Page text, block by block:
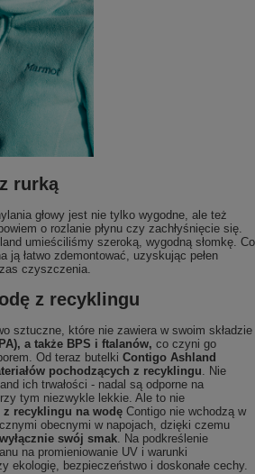
rurką
głowy jest nie tylko wygodne, ale też
o rozlanie płynu czy zachłyśnięcie się.
umieściliśmy szeroką, wygodną słomkę. Co
ją łatwo zdemontować, uzyskując pełen
czyszczenia.
z recyklingu
sztuczne, które nie zawiera w swoim składzie
a także BPS i ftalanów, co czyni go
Od teraz butelki Contigo Ashland
pochodzących z recyklingu. Nie
ich trwałości - nadal są odporne na
tym niezwykle lekkie. Ale to nie
recyklingu na wodę Contigo nie wchodzą w
obecnymi w napojach, dzięki czemu
wyłącznie swój smak. Na podkreślenie
na promieniowanie UV i warunki
ekologię, bezpieczeństwo i doskonałe cechy.